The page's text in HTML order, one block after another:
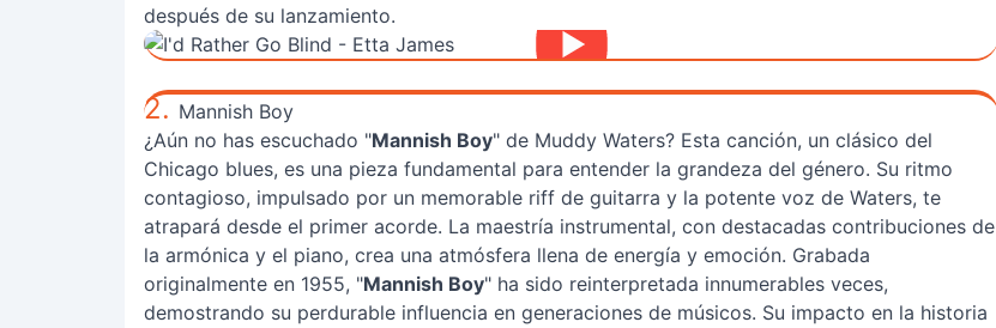
después de su lanzamiento.
2. Mannish Boy
¿Aún no has escuchado "Mannish Boy" de Muddy Waters? Esta canción, un clásico del
Chicago blues, es una pieza fundamental para entender la grandeza del género. Su ritmo
contagioso, impulsado por un memorable riff de guitarra y la potente voz de Waters, te
atrapará desde el primer acorde. La maestría instrumental, con destacadas contribuciones de
la armónica y el piano, crea una atmósfera llena de energía y emoción. Grabada
originalmente en 1955, "Mannish Boy" ha sido reinterpretada innumerables veces,
demostrando su perdurable influencia en generaciones de músicos. Su impacto en la historia